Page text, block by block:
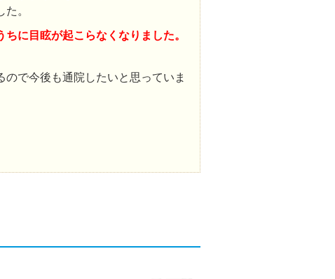
。
ちに目眩が起こらなくなりました。
で今後も通院したいと思っていま